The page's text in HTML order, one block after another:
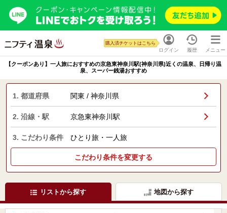
ログイン
購入済チケットはこちら
履歴 メニュー
【クーポンあり】一人旅におすすめの京急東神奈川駅(神奈川県)近くの温泉、日帰り温
泉、スーパー銭湯おすすめ
1. 都道府県 関東 / 神奈川県
2. 沿線・駅 京急東神奈川駅
3. こだわり条件 ひとり旅・一人旅
こだわり条件を変更する
リストから探す 地図から探す